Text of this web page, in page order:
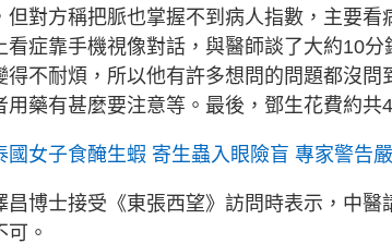
但對方稱把脈也掌握不到病人指數，主要
看症靠手機視像對話，與醫師談了大約10
得不耐煩，所以他有許多想問的問題都沒問
用藥有甚麼要注意等。最後，鄧生花費約共
國女子食醃生蝦 寄生蟲入眼險盲 專家警告
昌博士接受《東張西望》訪問時表示，中
。